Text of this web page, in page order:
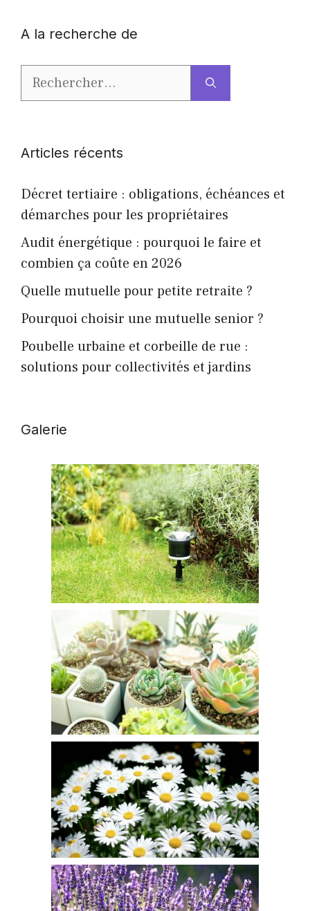
A la recherche de
Rechercher :
Articles récents
Décret tertiaire : obligations, échéances et
démarches pour les propriétaires
Audit énergétique : pourquoi le faire et
combien ça coûte en 2026
Quelle mutuelle pour petite retraite ?
Pourquoi choisir une mutuelle senior ?
Poubelle urbaine et corbeille de rue :
solutions pour collectivités et jardins
Galerie